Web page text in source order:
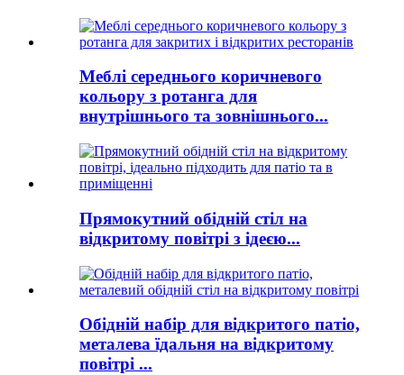
Меблі середнього коричневого
кольору з ротанга для
внутрішнього та зовнішнього...
Прямокутний обідній стіл на
відкритому повітрі з ідеєю...
Обідній набір для відкритого патіо,
металева їдальня на відкритому
повітрі ...